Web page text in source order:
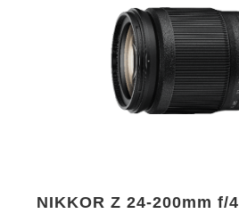
NIKKOR Z 24-200mm f/